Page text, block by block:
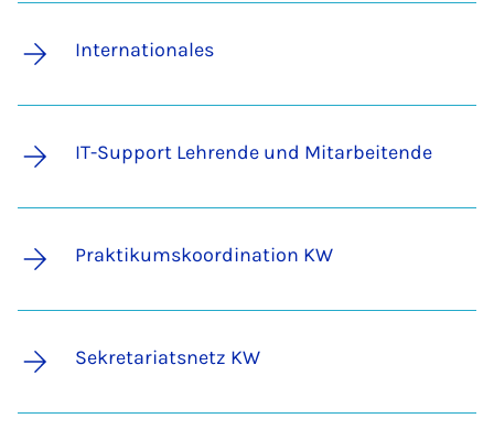
Internationales
IT-Sup­­port Leh­ren­­de und Mit­­a­r­­bei­ten­­de
Prak­ti­kums­ko­or­di­na­ti­on KW
Se­kre­ta­ri­ats­netz KW